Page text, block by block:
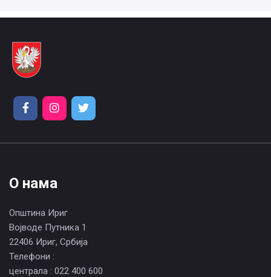
О нама
Општина Ириг
Војводе Путника 1
22406 Ириг, Србија
Телефони :
централа : 022 400 600